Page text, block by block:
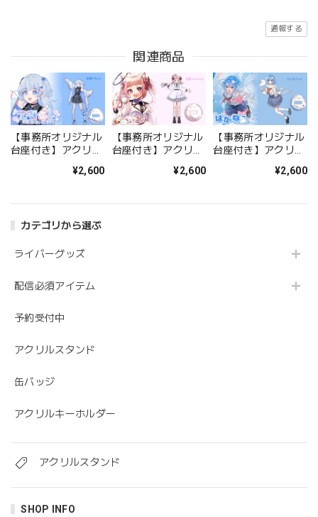
カテゴリから選ぶ
ライバーグッズ
配信必須アイテム
予約受付中
アクリルスタンド
缶バッジ
アクリルキーホルダー
アクリルスタンド
SHOP INFO
通報する
関連商品
【事務所オリジナル
台座付き】アクリル
¥2,600
【事務所オリジナル
台座付き】アクリル
¥2,600
【事務所オリジナル
台座付き】アクリル
¥2,600